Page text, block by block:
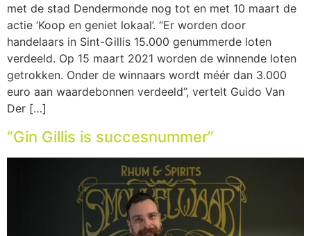
met de stad Dendermonde nog tot en met 10 maart de
actie ‘Koop en geniet lokaal’. “Er worden door
handelaars in Sint-Gillis 15.000 genummerde loten
verdeeld. Op 15 maart 2021 worden de winnende loten
getrokken. Onder de winnaars wordt méér dan 3.000
euro aan waardebonnen verdeeld”, vertelt Guido Van
Der […]
“Gin Gillis is succesnummer”